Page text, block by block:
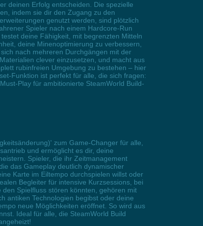
deinen Erfolg entscheiden. Die spezielle
indem sie dir den Zugang zu den
genutzt werden, sind plötzlich
Spieler nach einem Hardcore-Run
deine Fähigkeit, mit begrenzten Mitteln
deine Minenoptimierung zu verbessern,
nach mehreren Durchgängen mit der
clever einzusetzen, und macht aus
rubinfreien Umgebung zu bestehen – hier
Funktion ist perfekt für alle, die sich fragen:
Play für ambitionierte SteamWorld Build-
zum Game-Changer für alle,
und ermöglicht es dir, deine
Spieler, die ihr Zeitmanagement
das Gameplay deutlich dynamischer
Karte im Eiltempo durchspielen willst oder
Begleiter für intensive Kurzsessions, bei
Spielfluss stören könnten, gehören mit
antiken Technologien begibst oder deine
neue Möglichkeiten eröffnet. So wird aus
Ideal für alle, die SteamWorld Build